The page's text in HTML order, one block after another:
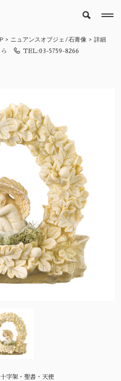
ニュアンスオブジェ /石膏像 詳細
TEL:03-5759-8266
字架・聖書・天使